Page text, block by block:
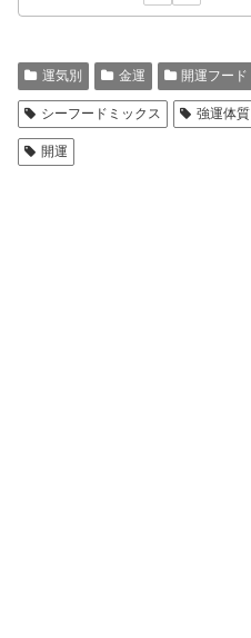
運気別 金運 開運フード
シーフードミックス 強運体質
開運